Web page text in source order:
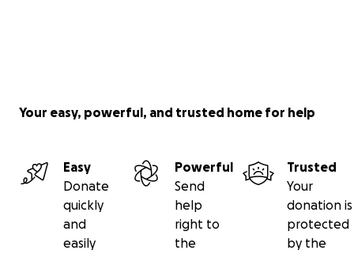
Your easy, powerful, and trusted home for help
Easy
Donate
quickly
and
easily
Powerful
Send
help
right to
the
Trusted
Your
donation is
protected
by the